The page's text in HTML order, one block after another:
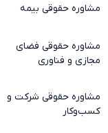
مشاوره حقوقی بیمه
مشاوره حقوقی فضای
مجازی و فناوری
مشاوره حقوقی شرکت و
کسب‌وکار